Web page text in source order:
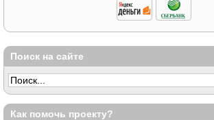
Поиск на сайте
Как помочь проекту?